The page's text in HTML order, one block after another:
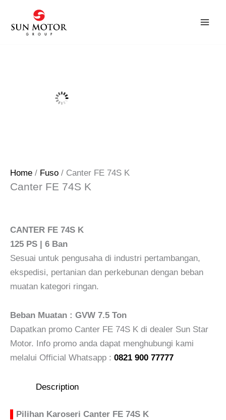
content
Home / Fuso / Canter FE 74S K
Canter FE 74S K
CANTER FE 74S K
125 PS | 6 Ban
Sesuai untuk pengusaha di industri pertambangan,
ekspedisi, pertanian dan perkebunan dengan beban
muatan kategori ringan.
Beban Muatan : GVW 7.5 Ton
Dapatkan promo Canter FE 74S K di dealer Sun Star
Motor. Info promo anda dapat menghubungi kami
melalui Official Whatsapp : 0821 900 77777
Description
Pilihan Karoseri Canter FE 74S K